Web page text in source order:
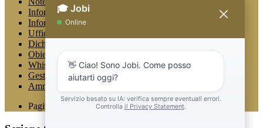
Informativa Privacy
Informativa Privacy chatbot Jobi
Ufficio Relazioni con il Pubblico
Dichiarazione di accessibilità
Obiettivi di accessibilità
Whistleblowing
Gestione consensi cookie
Amministrazione trasparente
Pagina visualizzata580volte